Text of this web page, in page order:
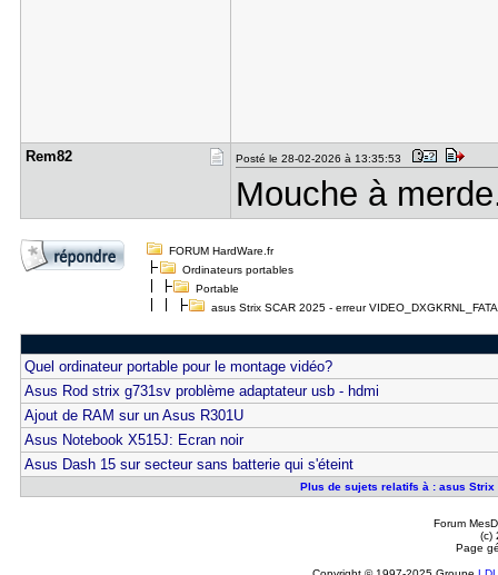
Rem82 Posté le 28-02-2026 à 13:35:53
Mouche à
FORUM HardWare.fr
Ordinateurs portables
Portable
asus Strix SCAR 2025 - erreur
Quel ordinateur portable pour le montage vidéo?
Asus Rod strix g731sv problème adaptateur usb - hdmi
Ajout de RAM sur un Asus R301U
Asus Notebook X515J: Ecran noir
Asus Dash 15 sur secteur sans batterie qui s'éteint
Plus de sujets relatifs à : asus Strix
Forum
(c)
Page